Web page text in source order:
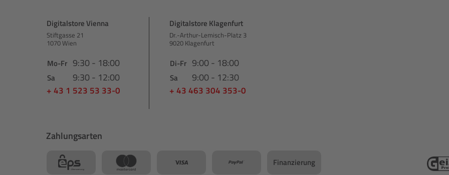
Digitalstore Vienna
Stiftgasse 21
1070 Wien
Mo-Fr 9:30 - 18:00
Sa 9:30 - 12:00
+ 43 1 523 53 33-0
Digitalstore Klagenfurt
Dr.-Arthur-Lemisch-Platz 3
9020 Klagenfurt
Di-Fr 9:00 - 18:00
Sa 9:00 - 12:30
+ 43 463 304 353-0
Zahlungsarten
Finanzierung